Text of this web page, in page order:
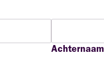
Achternaam